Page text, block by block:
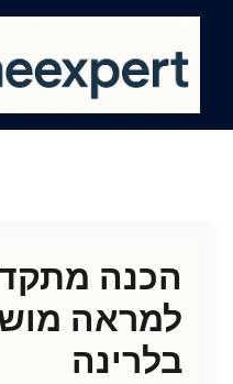
content
הכנה
למראה
בלרינה